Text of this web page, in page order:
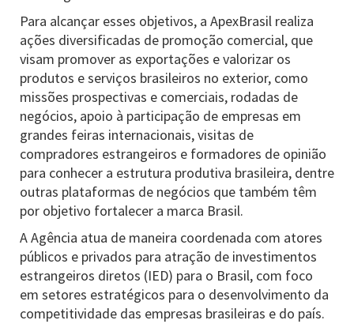
Para alcançar esses objetivos, a ApexBrasil realiza
ações diversificadas de promoção comercial, que
visam promover as exportações e valorizar os
produtos e serviços brasileiros no exterior, como
missões prospectivas e comerciais, rodadas de
negócios, apoio à participação de empresas em
grandes feiras internacionais, visitas de
compradores estrangeiros e formadores de opinião
para conhecer a estrutura produtiva brasileira, dentre
outras plataformas de negócios que também têm
por objetivo fortalecer a marca Brasil.
A Agência atua de maneira coordenada com atores
públicos e privados para atração de investimentos
estrangeiros diretos (IED) para o Brasil, com foco
em setores estratégicos para o desenvolvimento da
competitividade das empresas brasileiras e do país.